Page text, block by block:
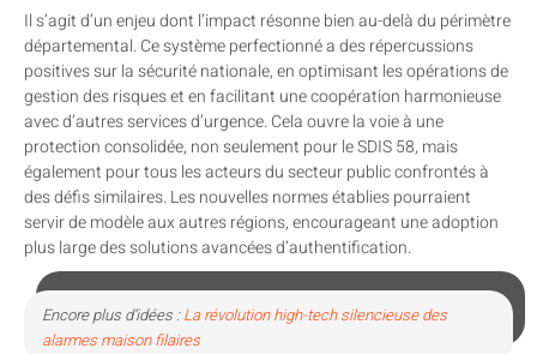
Il s’agit d’un enjeu dont l’impact résonne bien au-delà du périmètre
départemental. Ce système perfectionné a des répercussions
positives sur la sécurité nationale, en optimisant les opérations de
gestion des risques et en facilitant une coopération harmonieuse
avec d’autres services d’urgence. Cela ouvre la voie à une
protection consolidée, non seulement pour le SDIS 58, mais
également pour tous les acteurs du secteur public confrontés à
des défis similaires. Les nouvelles normes établies pourraient
servir de modèle aux autres régions, encourageant une adoption
plus large des solutions avancées d’authentification.
Encore plus d’idées :La révolution high-tech silencieuse des
alarmes maison filaires